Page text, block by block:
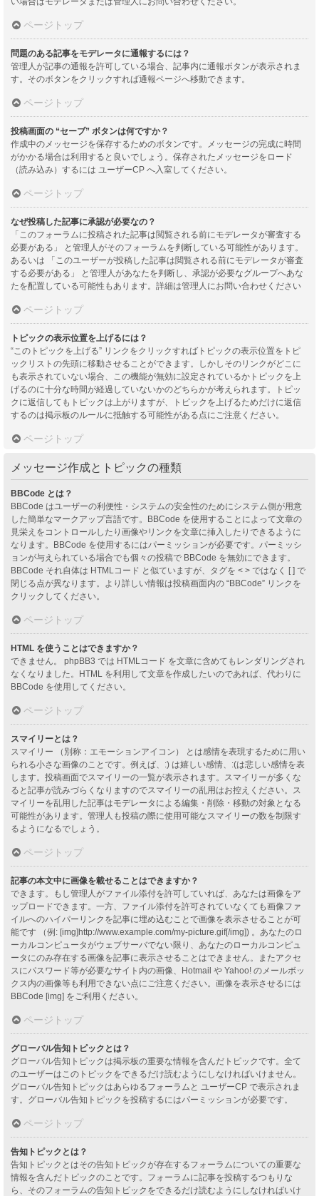
ページトップ
問題のある記事をモデレータに通報するには？
管理人が記事の通報を許可している場合、記事内に通報ボタンが表示されま
す。そのボタンをクリックすれば通報ページへ移動できます。
ページトップ
投稿画面の “セーブ” ボタンは何ですか？
作成中のメッセージを保存するためのボタンです。メッセージの完成に時間
がかかる場合は利用すると良いでしょう。保存されたメッセージをロード
（読み込み）するには ユーザーCP へ入室してください。
ページトップ
なぜ投稿した記事に承認が必要なの？
「このフォーラムに投稿された記事は閲覧される前にモデレータが審査する
必要がある」 と管理人がそのフォーラムを判断している可能性があります。
あるいは 「このユーザーが投稿した記事は閲覧される前にモデレータが審査
する必要がある」 と管理人があなたを判断し、承認が必要なグループへあな
たを配置している可能性もあります。詳細は管理人にお問い合わせください
ページトップ
トピックの表示位置を上げるには？
“このトピックを上げる” リンクをクリックすればトピックの表示位置をトピ
ックリストの先頭に移動させることができます。しかしそのリンクがどこに
も表示されていない場合、この機能が無効に設定されているかトピックを上
げるのに十分な時間が経過していないかのどちらかが考えられます。トピッ
クに返信してもトピックは上がりますが、トピックを上げるためだけに返信
するのは掲示板のルールに抵触する可能性がある点にご注意ください。
ページトップ
メッセージ作成とトピックの種類
BBCode とは？
BBCode はユーザーの利便性・システムの安全性のためにシステム側が用意
した簡単なマークアップ言語です。BBCode を使用することによって文章の
見栄えをコントロールしたり画像やリンクを文章に挿入したりできるように
なります。BBCode を使用するにはパーミッションが必要です。パーミッシ
ョンが与えられている場合でも個々の投稿で BBCode を無効にできます。
BBCode それ自体は HTMLコード と似ていますが、タグを < > ではなく [ ] で
閉じる点が異なります。より詳しい情報は投稿画面内の “BBCode” リンクを
クリックしてください。
ページトップ
HTML を使うことはできますか？
できません。 phpBB3 では HTMLコード を文章に含めてもレンダリングされ
なくなりました。HTML を利用して文章を作成したいのであれば、代わりに
BBCode を使用してください。
ページトップ
スマイリーとは？
スマイリー （別称：エモーションアイコン） とは感情を表現するために用い
られる小さな画像のことです。例えば、:) は嬉しい感情、:(は悲しい感情を表
します。投稿画面でスマイリーの一覧が表示されます。スマイリーが多くな
ると記事が読みづらくなりますのでスマイリーの乱用はお控えください。ス
マイリーを乱用した記事はモデレータによる編集・削除・移動の対象となる
可能性があります。管理人も投稿の際に使用可能なスマイリーの数を制限す
るようになるでしょう。
ページトップ
記事の本文中に画像を載せることはできますか？
できます。もし管理人がファイル添付を許可していれば、あなたは画像をア
ップロードできます。一方、ファイル添付を許可されていなくても画像ファ
イルへのハイパーリンクを記事に埋め込むことで画像を表示させることが可
能です （例: [img]http://www.example.com/my-picture.gif[/img]) 。あなたのロ
ーカルコンピュータがウェブサーバでない限り、あなたのローカルコンピュ
ータにのみ存在する画像を記事に表示させることはできません。またアクセ
スにパスワード等が必要なサイト内の画像、Hotmail や Yahoo! のメールボッ
クス内の画像等も利用できない点にご注意ください。画像を表示させるには
BBCode [img] をご利用ください。
ページトップ
グローバル告知トピックとは？
グローバル告知トピックは掲示板の重要な情報を含んだトピックです。全て
のユーザーはこのトピックをできるだけ読むようにしなければいけません。
グローバル告知トピックはあらゆるフォーラムと ユーザーCP で表示されま
す。グローバル告知トピックを投稿するにはパーミッションが必要です。
ページトップ
告知トピックとは？
告知トピックとはその告知トピックが存在するフォーラムについての重要な
情報を含んだトピックのことです。フォーラムに記事を投稿するつもりな
ら、そのフォーラムの告知トピックをできるだけ読むようにしなければいけ